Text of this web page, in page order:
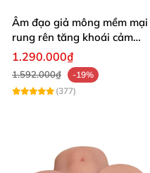
Âm đạo giả mông mềm mại
rung rên tăng khoái cảm
thủ dâm dễ dàng thoải mái
1.290.000₫
1.592.000₫
-19%
(377)